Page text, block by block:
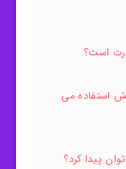
است؟
استفاده می
پیدا کرد؟